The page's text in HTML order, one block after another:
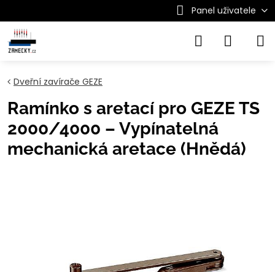
Panel uživatele
Dveřní zavírače GEZE
Ramínko s aretací pro GEZE TS
2000/4000 – Vypínatelná
mechanická aretace (Hnědá)